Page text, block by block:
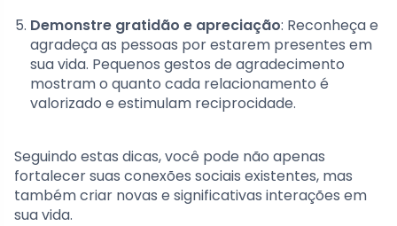
Demonstre gratidão e apreciação: Reconheça e
agradeça as pessoas por estarem presentes em
sua vida. Pequenos gestos de agradecimento
mostram o quanto cada relacionamento é
valorizado e estimulam reciprocidade.
Seguindo estas dicas, você pode não apenas
fortalecer suas conexões sociais existentes, mas
também criar novas e significativas interações em
sua vida.